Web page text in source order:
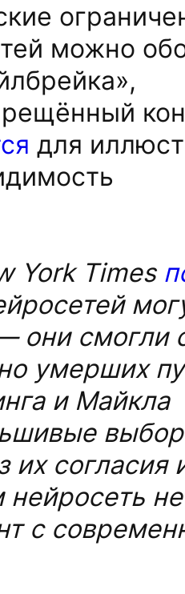
можно
для
York Times
они смогли
умерших
и Майкла
согласия
с